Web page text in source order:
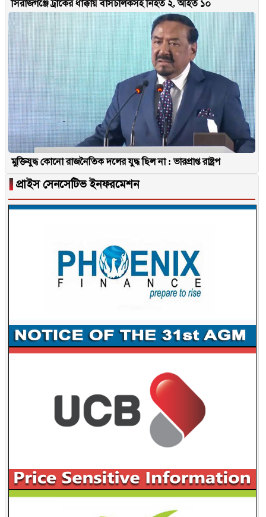
সিরাজগঞ্জে ট্রাকের ধাক্কায় বাসচালকসহ নিহত ২, আহত ১০
মুক্তিযুদ্ধ কোনো রাজনৈতিক দলের যুদ্ধ ছিল না : ভারপ্রাপ্ত রাষ্ট্রপ
▐ প্রাইস সেনসেটিভ ইনফরমেশন